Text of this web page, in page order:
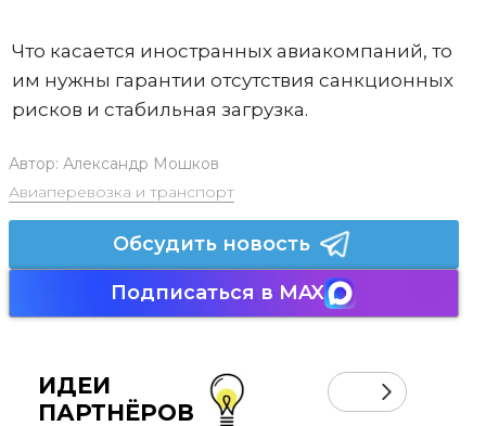
Что касается иностранных авиакомпаний, то
им нужны гарантии отсутствия санкционных
рисков и стабильная загрузка.
Автор: Александр Мошков
Авиаперевозка и транспорт
Обсудить новость
Подписаться в MAX
ИДЕИ
ПАРТНЁРОВ